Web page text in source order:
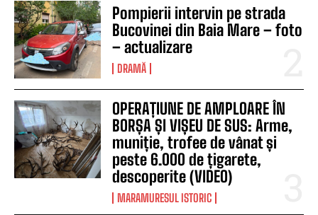
Pompierii intervin pe strada
Bucovinei din Baia Mare – foto
– actualizare
DRAMĂ
OPERAȚIUNE DE AMPLOARE ÎN
BORȘA ȘI VIȘEU DE SUS: Arme,
muniție, trofee de vânat și
peste 6.000 de țigarete,
descoperite (VIDEO)
MARAMURESUL ISTORIC